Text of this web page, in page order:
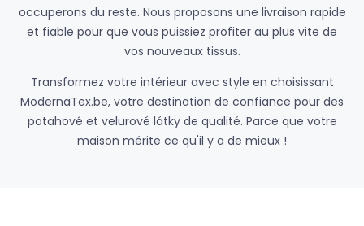
occuperons du reste. Nous proposons une livraison rapide
et fiable pour que vous puissiez profiter au plus vite de
vos nouveaux tissus.
Transformez votre intérieur avec style en choisissant
ModernaTex.be, votre destination de confiance pour des
potahové et velurové látky de qualité. Parce que votre
maison mérite ce qu'il y a de mieux !